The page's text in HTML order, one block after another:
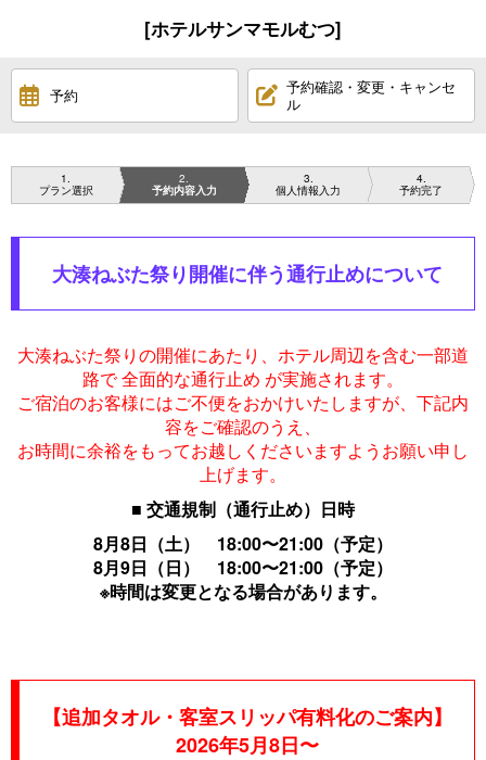
[ホテルサンマモルむつ]
予約
予約確認・変更・キャンセ
ル
1
プラン選択
2
予約内容入力
3
個人情報入力
4
予約完了
大湊ねぶた祭り開催に伴う通行止めについて
大湊ねぶた祭りの開催にあたり、ホテル周辺を含む一部道
路で 全面的な通行止め が実施されます。
ご宿泊のお客様にはご不便をおかけいたしますが、下記内
容をご確認のうえ、
お時間に余裕をもってお越しくださいますようお願い申し
上げます。
■ 交通規制（通行止め）日時
8月8日（土） 18:00〜21:00（予定）
8月9日（日） 18:00〜21:00（予定）
※時間は変更となる場合があります。
【追加タオル・客室スリッパ有料化のご案内】
2026年5月8日〜